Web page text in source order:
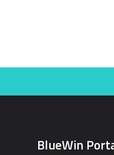
BlueWin